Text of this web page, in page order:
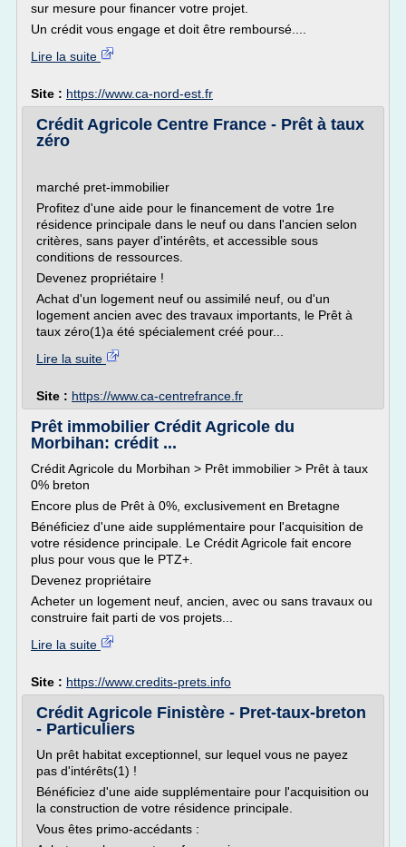
sur mesure pour financer votre projet.
Un crédit vous engage et doit être remboursé....
Lire la suite
Site : https://www.ca-nord-est.fr
Crédit Agricole Centre France - Prêt à taux
zéro
marché pret-immobilier
Profitez d'une aide pour le financement de votre 1re
résidence principale dans le neuf ou dans l'ancien selon
critères, sans payer d'intérêts, et accessible sous
conditions de ressources.
Devenez propriétaire !
Achat d'un logement neuf ou assimilé neuf, ou d'un
logement ancien avec des travaux importants, le Prêt à
taux zéro(1)a été spécialement créé pour...
Lire la suite
Site : https://www.ca-centrefrance.fr
Prêt immobilier Crédit Agricole du
Morbihan: crédit ...
Crédit Agricole du Morbihan > Prêt immobilier > Prêt à taux
0% breton
Encore plus de Prêt à 0%, exclusivement en Bretagne
Bénéficiez d'une aide supplémentaire pour l'acquisition de
votre résidence principale. Le Crédit Agricole fait encore
plus pour vous que le PTZ+.
Devenez propriétaire
Acheter un logement neuf, ancien, avec ou sans travaux ou
construire fait parti de vos projets...
Lire la suite
Site : https://www.credits-prets.info
Crédit Agricole Finistère - Pret-taux-breton
- Particuliers
Un prêt habitat exceptionnel, sur lequel vous ne payez
pas d'intérêts(1) !
Bénéficiez d'une aide supplémentaire pour l'acquisition ou
la construction de votre résidence principale.
Vous êtes primo-accédants :